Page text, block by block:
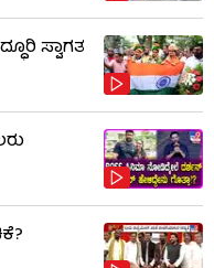
ಸ್ವಾಗತ